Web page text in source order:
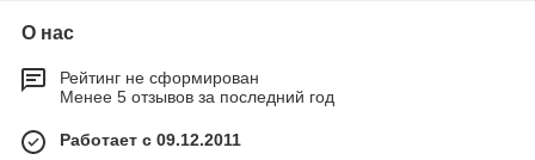
О нас
Рейтинг не сформирован
Менее 5 отзывов за последний год
Работает с 09.12.2011